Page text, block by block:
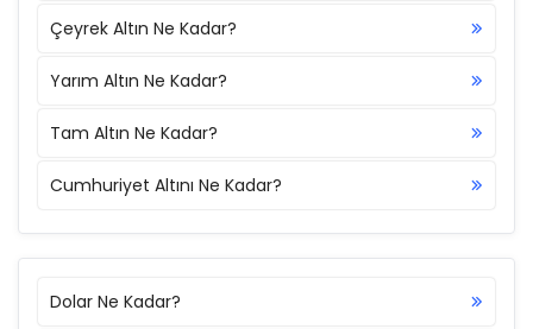
Çeyrek Altın Ne Kadar?
Yarım Altın Ne Kadar?
Tam Altın Ne Kadar?
Cumhuriyet Altını Ne Kadar?
Dolar Ne Kadar?